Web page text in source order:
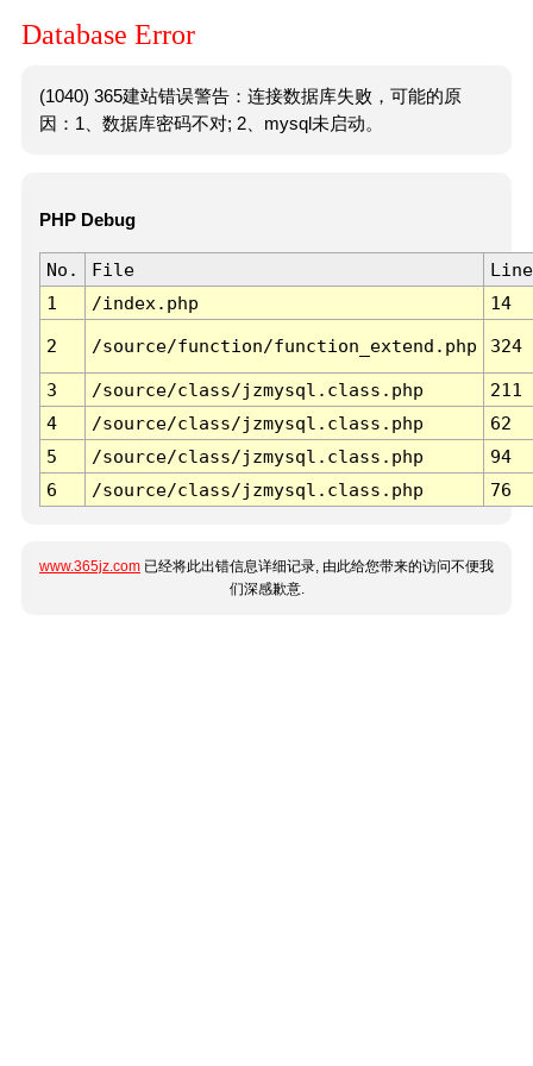
Database Error
(1040) 365建站错误警告：连接数据库失败，可能的原
因：1、数据库密码不对; 2、mysql未启动。
PHP Debug
No. File
Line
1
/index.php 14
2 /source/function/function_extend.php 324
3 /source/class/jzmysql.class.php
211
4
/source/class/jzmysql.class.php
62
5
/source/class/jzmysql.class.php
94
6
/source/class/jzmysql.class.php 76
www.365jz.com 已经将此出错信息详细记录, 由此给您带来的访问不便我
们深感歉意.